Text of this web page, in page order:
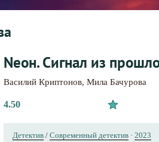
Nеон. Сигнал из
Василий Криптонов, Мила Бачурова
4.50
Детектив / Современный детектив · 2023